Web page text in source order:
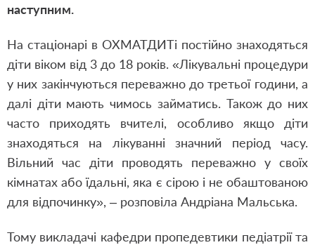
наступним.
На стаціонарі в ОХМАТДИТі постійно знаходяться
діти віком від 3 до 18 років. «Лікувальні процедури
у них закінчуються переважно до третьої години, а
далі діти мають чимось займатись. Також до них
часто приходять вчителі, особливо якщо діти
знаходяться на лікуванні значний період часу.
Вільний час діти проводять переважно у своїх
кімнатах або їдальні, яка є сірою і не обаштованою
для відпочинку», – розповіла Андріана Мальська.
Тому викладачі кафедри пропедевтики педіатрії та